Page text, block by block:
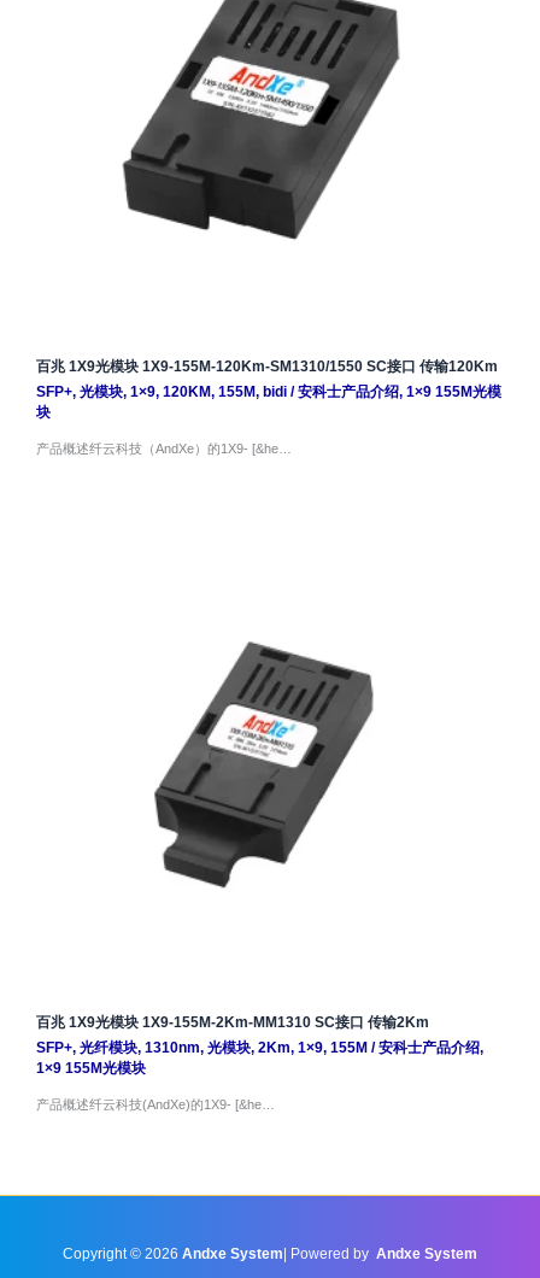
百兆 1X9光模块 1X9-155M-120Km-SM1310/1550 SC接口 传输120Km
SFP+, 光模块, 1×9, 120KM, 155M, bidi/安科士产品介绍, 1×9 155M光模
块
产品概述纤云科技（AndXe）的1X9- [&he…
百兆 1X9光模块 1X9-155M-2Km-MM1310 SC接口 传输2Km
SFP+, 光纤模块, 1310nm, 光模块, 2Km, 1×9, 155M /安科士产品介绍,
1×9 155M光模块
产品概述纤云科技(AndXe)的1X9- [&he…
Copyright © 2026 Andxe System | Powered by Andxe System